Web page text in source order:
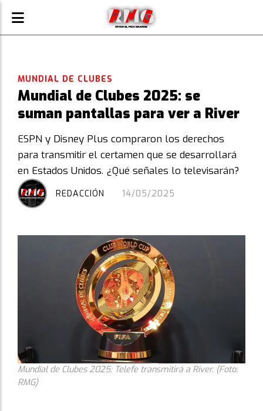
Mundial de Clubes 2025: se
suman pantallas para ver a River
ESPN y Disney Plus compraron los derechos
para transmitir el certamen que se desarrollará
en Estados Unidos. ¿Qué señales lo televisarán?
MUNDIAL DE CLUBES
14/05/2025
REDACCIÓN
Mundial de Clubes 2025: Telefe transmitirá a River. (Foto:
RMG)